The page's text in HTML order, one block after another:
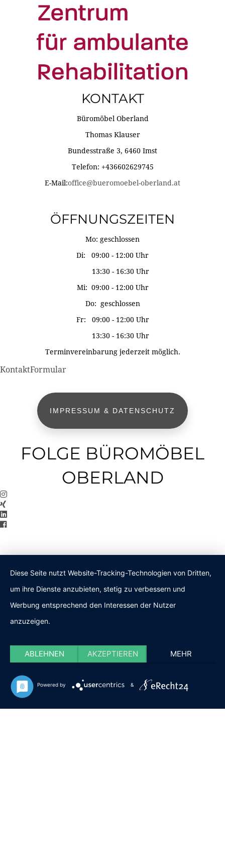
KONTAKT
Büromöbel Oberland
Thomas Klauser
Bundesstraße 3, 6460 Imst
Telefon: +436602629745
E-Mail:office@bueromoebel-oberland.at
ÖFFNUNGSZEITEN
Mo: geschlossen
Di: 09:00 - 12:00 Uhr
13:30 - 16:30 Uhr
Mi: 09:00 - 12:00 Uhr
Do: geschlossen
Fr: 09:00 - 12:00 Uhr
13:30 - 16:30 Uhr
Terminvereinbarung jederzeit möglich.
KontaktFormular
IMPRESSUM & DATENSCHUTZ
FOLGE BÜROMÖBEL
OBERLAND
Diese Seite nutzt Website-Tracking-Technologien von Dritten,
um ihre Dienste anzubieten, stetig zu verbessern und
Werbung entsprechend den Interessen der Nutzer
anzuzeigen.
ABLEHNEN AKZEPTIEREN MEHR
Powered by &